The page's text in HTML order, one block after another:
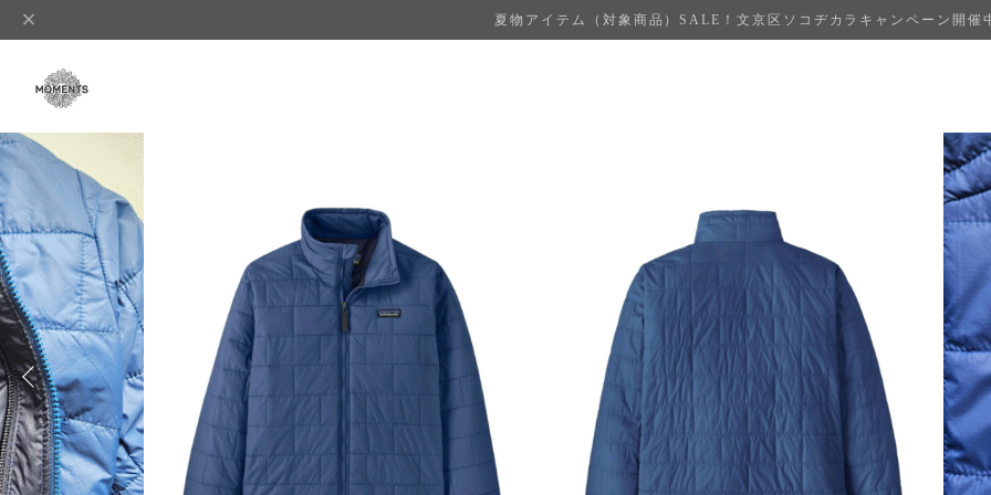
夏物アイテム（対象商品）SALE！文京区ソコヂカラキャンペーン開催